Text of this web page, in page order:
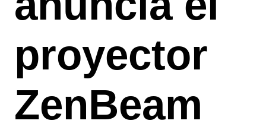
proyector
ZenBeam